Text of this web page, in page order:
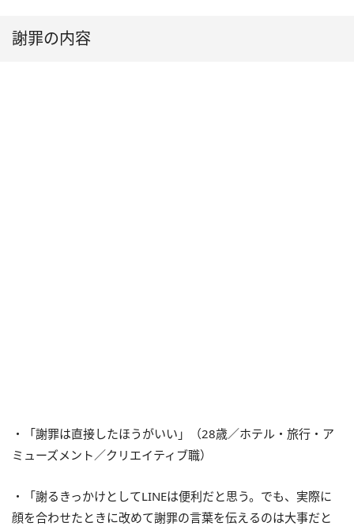
謝罪の内容
・「謝罪は直接したほうがいい」（28歳／ホテル・旅行・ア
ミューズメント／クリエイティブ職）
・「謝るきっかけとしてLINEは便利だと思う。でも、実際に
顔を合わせたときに改めて謝罪の言葉を伝えるのは大事だと